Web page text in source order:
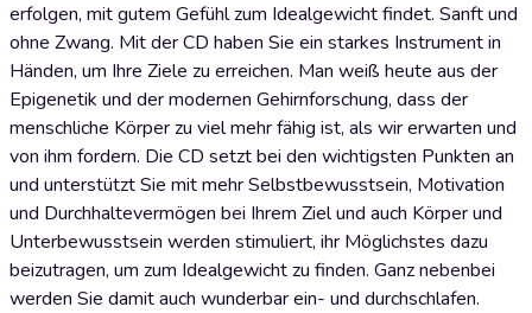
erfolgen, mit gutem Gefühl zum Idealgewicht findet. Sanft und
ohne Zwang. Mit der CD haben Sie ein starkes Instrument in
Händen, um Ihre Ziele zu erreichen. Man weiß heute aus der
Epigenetik und der modernen Gehirnforschung, dass der
menschliche Körper zu viel mehr fähig ist, als wir erwarten und
von ihm fordern. Die CD setzt bei den wichtigsten Punkten an
und unterstützt Sie mit mehr Selbstbewusstsein, Motivation
und Durchhaltevermögen bei Ihrem Ziel und auch Körper und
Unterbewusstsein werden stimuliert, ihr Möglichstes dazu
beizutragen, um zum Idealgewicht zu finden. Ganz nebenbei
werden Sie damit auch wunderbar ein- und durchschlafen.